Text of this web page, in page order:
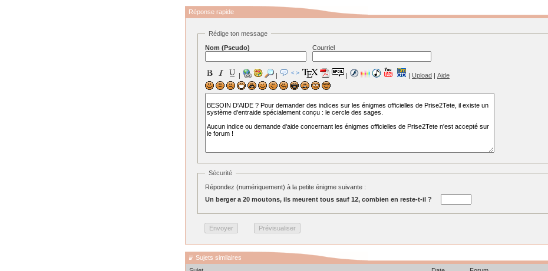
Réponse rapide
Rédige ton message
Nom (Pseudo)
Courriel
| | | | Upload | Aide
Sécurité
Répondez (numériquement) à la petite énigme suivante :
Un berger a 20 moutons, ils meurent tous sauf 12, combien en reste-t-il ?
Sujets similaires